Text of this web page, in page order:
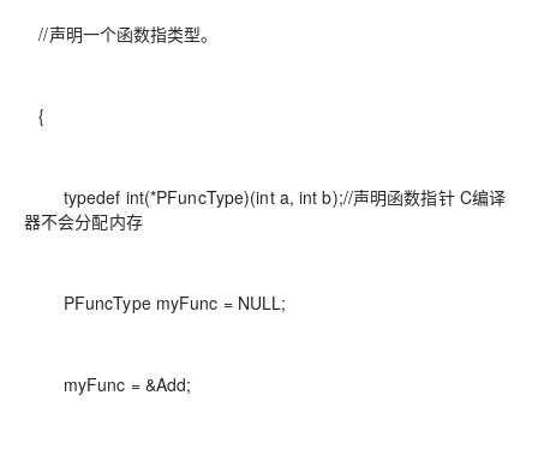
//声明一个函数指类型。
{
typedef int(*PFuncType)(int a, int b);//声明函数指针 C编译
器不会分配内存
PFuncType myFunc = NULL;
myFunc = &Add;